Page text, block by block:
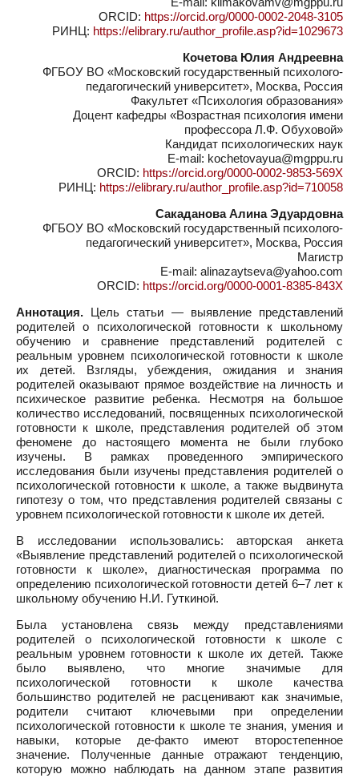
ORCID: https://orcid.org/0000-0002-2048-3105
РИНЦ: https://elibrary.ru/author_profile.asp?id=1029673
Кочетова Юлия Андреевна
ФГБОУ ВО «Московский государственный психолого-
педагогический университет», Москва, Россия
Факультет «Психология образования»
Доцент кафедры «Возрастная психология имени
профессора Л.Ф. Обуховой»
Кандидат психологических наук
E-mail: kochetovayua@mgppu.ru
ORCID: https://orcid.org/0000-0002-9853-569X
РИНЦ: https://elibrary.ru/author_profile.asp?id=710058
Сакаданова Алина Эдуардовна
ФГБОУ ВО «Московский государственный психолого-
педагогический университет», Москва, Россия
Магистр
E-mail: alinazaytseva@yahoo.com
ORCID: https://orcid.org/0000-0001-8385-843X
Аннотация. Цель статьи — выявление представлений
родителей о психологической готовности к школьному
обучению и сравнение представлений родителей с
реальным уровнем психологической готовности к школе
их детей. Взгляды, убеждения, ожидания и знания
родителей оказывают прямое воздействие на личность и
психическое развитие ребенка. Несмотря на большое
количество исследований, посвященных психологической
готовности к школе, представления родителей об этом
феномене до настоящего момента не были глубоко
изучены. В рамках проведенного эмпирического
исследования были изучены представления родителей о
психологической готовности к школе, а также выдвинута
гипотезу о том, что представления родителей связаны с
уровнем психологической готовности к школе их детей.
В исследовании использовались: авторская анкета
«Выявление представлений родителей о психологической
готовности к школе», диагностическая программа по
определению психологической готовности детей 6–7 лет к
школьному обучению Н.И. Гуткиной.
Была установлена связь между представлениями
родителей о психологической готовности к школе с
реальным уровнем готовности к школе их детей. Также
было выявлено, что многие значимые для
психологической готовности к школе качества
большинство родителей не расценивают как значимые,
родители считают ключевыми при определении
психологической готовности к школе те знания, умения и
навыки, которые де-факто имеют второстепенное
значение. Полученные данные отражают тенденцию,
которую можно наблюдать на данном этапе развития